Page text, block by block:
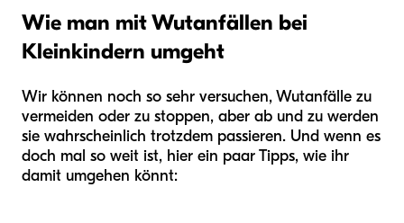
Wie man mit Wutanfällen bei
Kleinkindern umgeht
Wir können noch so sehr versuchen, Wutanfälle zu
vermeiden oder zu stoppen, aber ab und zu werden
sie wahrscheinlich trotzdem passieren. Und wenn es
doch mal so weit ist, hier ein paar Tipps, wie ihr
damit umgehen könnt: